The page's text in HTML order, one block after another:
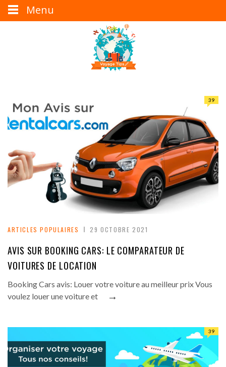
ARTICLES POPULAIRES 29 OCTOBRE 2021
39
AVIS SUR BOOKING CARS: LE COMPARATEUR DE
VOITURES DE LOCATION
Booking Cars avis: Louer votre voiture au meilleur prix Vous
voulez louer une voiture et
→
39
Menu